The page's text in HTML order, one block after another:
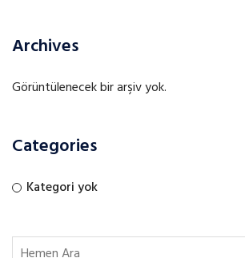
Archives
Görüntülenecek bir arşiv yok.
Categories
Kategori yok